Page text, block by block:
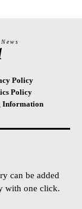
News
Policy
Policy
Information
can be added
with one click.